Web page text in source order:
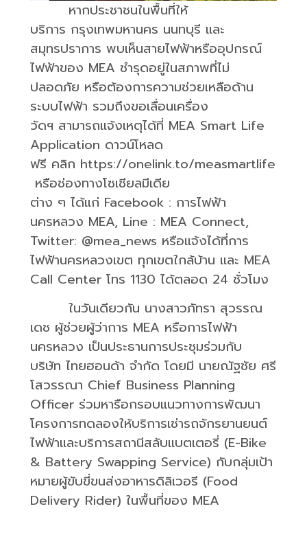
หากประชาชนในพื้นที่ให้
บริการ กรุงเทพมหานคร นนทบุรี และ
สมุทรปราการ พบเห็นสายไฟฟ้าหรืออุปกรณ์
ไฟฟ้าของ MEA ชำรุดอยู่ในสภาพที่ไม่
ปลอดภัย หรือต้องการความช่วยเหลือด้าน
ระบบไฟฟ้า รวมถึงขอเลื่อนเครื่อง
วัดฯ สามารถแจ้งเหตุได้ที่ MEA Smart Life
Application ดาวน์โหลด
ฟรี คลิก https://onelink.to/measmartlife
หรือช่องทางโซเชียลมีเดีย
ต่าง ๆ ได้แก่ Facebook : การไฟฟ้า
นครหลวง MEA, Line : MEA Connect,
Twitter: @mea_news หรือแจ้งได้ที่การ
ไฟฟ้านครหลวงเขต ทุกเขตใกล้บ้าน และ MEA
Call Center โทร 1130 ได้ตลอด 24 ชั่วโมง
ในวันเดียวกัน นางสาวภัทรา สุวรรณ
เดช ผู้ช่วยผู้ว่าการ MEA หรือการไฟฟ้า
นครหลวง เป็นประธานการประชุมร่วมกับ
บริษัท ไทยฮอนด้า จำกัด โดยมี นายณัฐชัย ศรี
โสวรรณา Chief Business Planning
Officer ร่วมหารือกรอบแนวทางการพัฒนา
โครงการทดลองให้บริการเช่ารถจักรยานยนต์
ไฟฟ้าและบริการสถานีสลับแบตเตอรี่ (E-Bike
& Battery Swapping Service) กับกลุ่มเป้า
หมายผู้ขับขี่ขนส่งอาหารดิลิเวอรี (Food
Delivery Rider) ในพื้นที่ของ MEA